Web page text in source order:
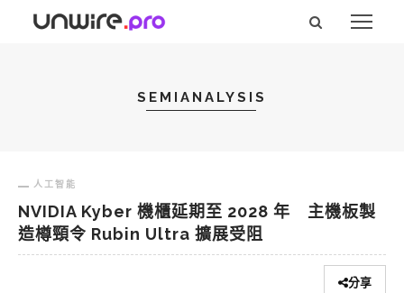
SEMIANALYSIS
人工智能
NVIDIA Kyber 機櫃延期至 2028 年 主機板製
造樽頸令 Rubin Ultra 擴展受阻
分享